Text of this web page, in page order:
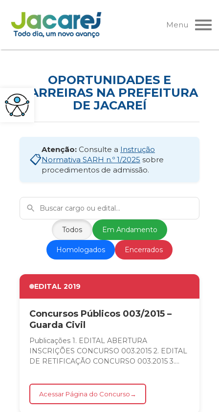
Pular
para
o
Menu
OPORTUNIDADES E
CARREIRAS NA PREFEITURA
DE JACAREÍ
📋
Atenção: Consulte a Instrução
Normativa SARH n.º 1/2025 sobre
procedimentos de admissão.
Todos Em Andamento
Homologados Encerrados
EDITAL 2019
Concursos Públicos 003/2015 –
Guarda Civil
Publicações 1. EDITAL ABERTURA
INSCRIÇÕES CONCURSO 003.2015 2. EDITAL
DE RETIFICAÇÃO CONCURSO 003.2015 3.
CONVOCAÇÃO...
Acessar Página do Concurso→